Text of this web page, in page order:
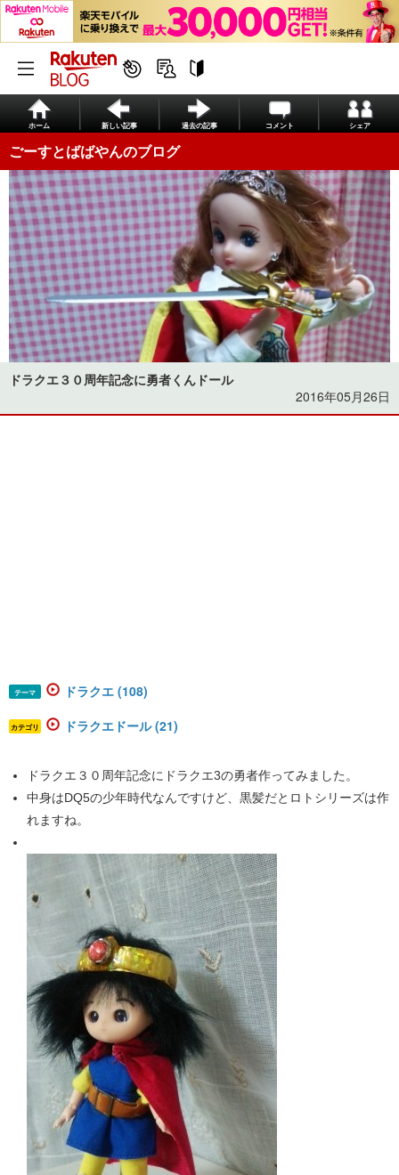
ホーム 新しい記事 過去の記事 コメント シェア
ごーすとばばやんのブログ
ドラクエ３０周年記念に勇者くんドール
2016年05月26日
テーマ ドラクエ (108)
カテゴリ ドラクエドール (21)
ドラクエ３０周年記念にドラクエ3の勇者作ってみました。
中身はDQ5の少年時代なんですけど、黒髪だとロトシリーズは作
れますね。